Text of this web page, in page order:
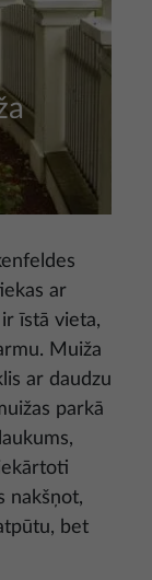
ar
īstā vieta,
Muiža
ar daudzu
parkā
nakšņot,
bet